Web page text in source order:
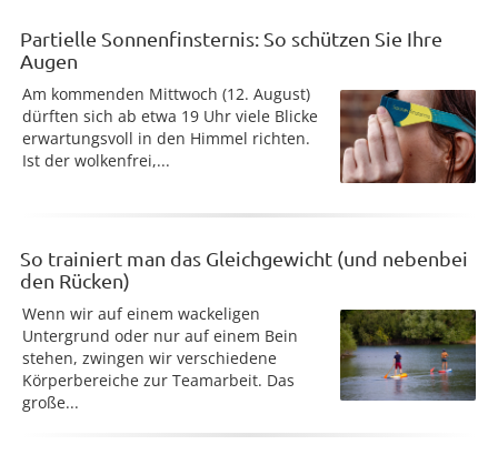
Partielle Sonnenfinsternis: So schützen Sie Ihre
Augen
Am kommenden Mittwoch (12. August)
dürften sich ab etwa 19 Uhr viele Blicke
erwartungsvoll in den Himmel richten.
Ist der wolkenfrei,...
So trainiert man das Gleichgewicht (und nebenbei
den Rücken)
Wenn wir auf einem wackeligen
Untergrund oder nur auf einem Bein
stehen, zwingen wir verschiedene
Körperbereiche zur Teamarbeit. Das
große...